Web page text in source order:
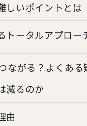
しいポイントとは
トータルアプロー
ながる？よくある
減るのか
由